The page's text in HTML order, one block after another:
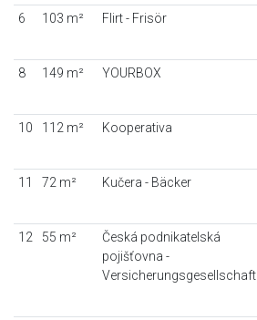
6 103 m² Flirt - Frisör
8 149 m² YOURBOX
10 112 m² Kooperativa
11 72 m² Kučera - Bäcker
12 55 m²
Česká podnikatelská
pojišťovna -
Versicherungsgesellschaft